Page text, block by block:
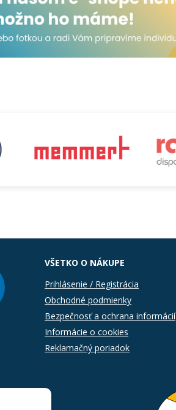
VŠETKO O NÁKUPE
Prihlásenie / Registrácia
Obchodné podmienky
Bezpečnosť a ochrana informácií
Informácie o cookies
Reklamačný poriadok